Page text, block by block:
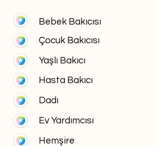
Bebek Bakıcısı
Çocuk Bakıcısı
Yaşlı Bakıcı
Hasta Bakıcı
Dadı
Ev Yardımcısı
Hemşire